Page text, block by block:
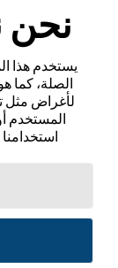
نحن
يستخدم هذا
الصلة، كما
لأغراض مثل
المستخدم